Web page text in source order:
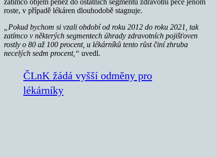
roste, v případě lékáren dlouhodobě stagnuje.
„Pokud bychom si vzali období od roku 2012 do roku 2021, tak
zatímco v některých segmentech úhrady zdravotních pojišťoven
rostly o 80 až 100 procent, u lékárníků tento růst činí zhruba
necelých sedm procent,“ uvedl.
ČLnK žádá vyšší odměny pro
lékárníky